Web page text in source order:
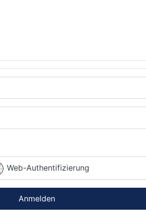
Web-Authentifizierung
Anmelden